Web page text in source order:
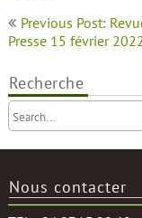
Navigation
de
Previous Post:
Presse 15 février
Recherche
Nous contacter